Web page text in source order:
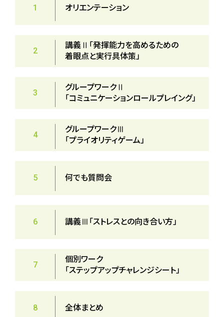
1 オリエンテーション
2
講義Ⅱ「発揮能力を高めるための
着眼点と実行具体策」
3
グループワークⅡ
「コミュニケーションロールプレイング」
4
グループワークⅢ
「プライオリティゲーム」
5 何でも質問会
6 講義Ⅲ「ストレスとの向き合い方」
7
個別ワーク
「ステップアップチャレンジシート」
8 全体まとめ